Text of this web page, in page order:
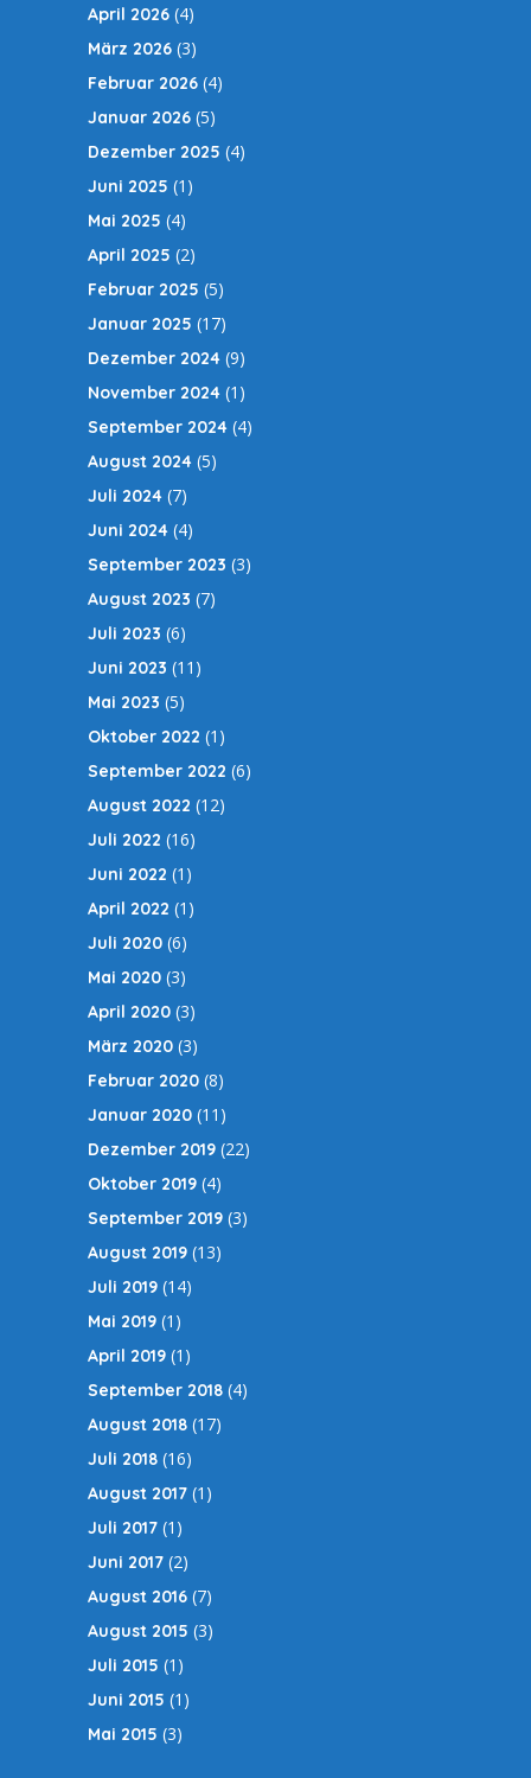
April 2026 (4)
März 2026 (3)
Februar 2026 (4)
Januar 2026 (5)
Dezember 2025 (4)
Juni 2025 (1)
Mai 2025 (4)
April 2025 (2)
Februar 2025 (5)
Januar 2025 (17)
Dezember 2024 (9)
November 2024 (1)
September 2024 (4)
August 2024 (5)
Juli 2024 (7)
Juni 2024 (4)
September 2023 (3)
August 2023 (7)
Juli 2023 (6)
Juni 2023 (11)
Mai 2023 (5)
Oktober 2022 (1)
September 2022 (6)
August 2022 (12)
Juli 2022 (16)
Juni 2022 (1)
April 2022 (1)
Juli 2020 (6)
Mai 2020 (3)
April 2020 (3)
März 2020 (3)
Februar 2020 (8)
Januar 2020 (11)
Dezember 2019 (22)
Oktober 2019 (4)
September 2019 (3)
August 2019 (13)
Juli 2019 (14)
Mai 2019 (1)
April 2019 (1)
September 2018 (4)
August 2018 (17)
Juli 2018 (16)
August 2017 (1)
Juli 2017 (1)
Juni 2017 (2)
August 2016 (7)
August 2015 (3)
Juli 2015 (1)
Juni 2015 (1)
Mai 2015 (3)